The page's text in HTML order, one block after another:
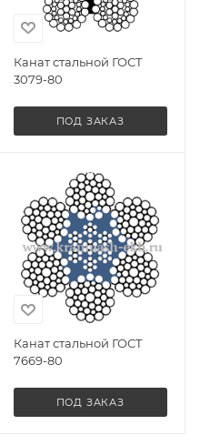
Канат стальной ГОСТ
3079-80
ПОД ЗАКАЗ
Канат стальной ГОСТ
7669-80
ПОД ЗАКАЗ